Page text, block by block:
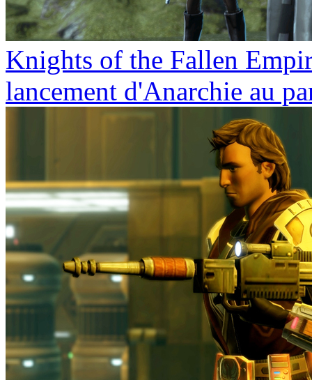
Knights of the Fallen
lancement d'Anarchie au